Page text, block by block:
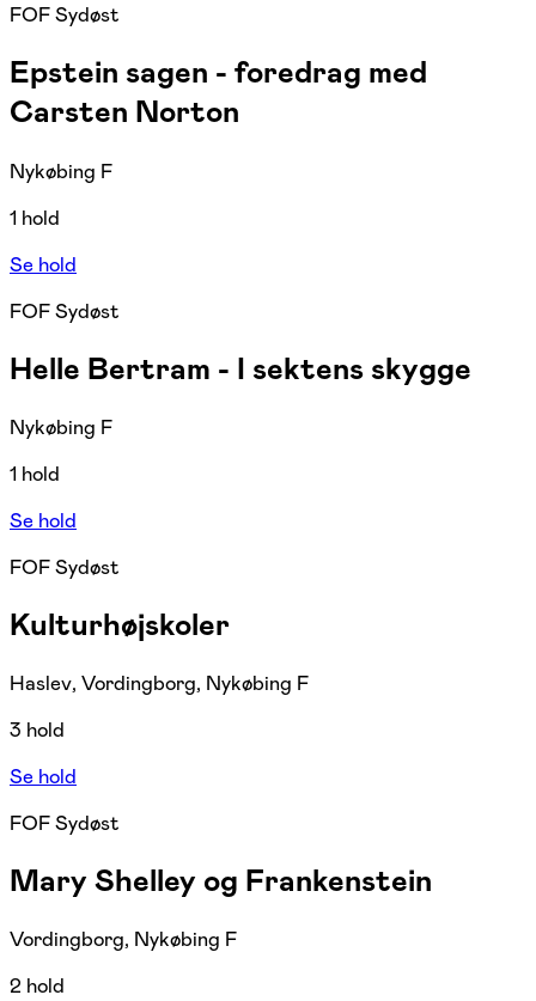
FOF Sydøst
Epstein sagen - foredrag med
Carsten Norton
Nykøbing F
1 hold
Se hold
FOF Sydøst
Helle Bertram - I sektens skygge
Nykøbing F
1 hold
Se hold
FOF Sydøst
Kulturhøjskoler
Haslev, Vordingborg, Nykøbing F
3 hold
Se hold
FOF Sydøst
Mary Shelley og Frankenstein
Vordingborg, Nykøbing F
2 hold